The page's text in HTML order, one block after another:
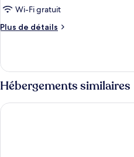
Wi-Fi gratuit
Plus de détails
Plus
Chambre
Hébergements similaires
Deja Resort All Inclusive